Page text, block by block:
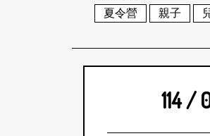
夏令營
親子
114 /